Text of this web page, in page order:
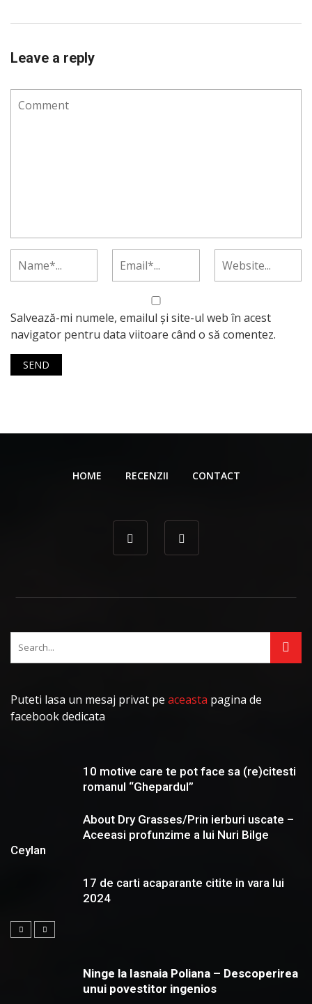
Leave a reply
Salvează-mi numele, emailul și site-ul web în acest
navigator pentru data viitoare când o să comentez.
HOME RECENZII CONTACT
Puteti lasa un mesaj privat pe aceasta pagina de
facebook dedicata
10 motive care te pot face sa (re)citesti
romanul “Ghepardul”
About Dry Grasses/Prin ierburi uscate –
Aceeasi profunzime a lui Nuri Bilge
Ceylan
17 de carti acaparante citite in vara lui
2024
Ninge la Iasnaia Poliana – Descoperirea
unui povestitor ingenios